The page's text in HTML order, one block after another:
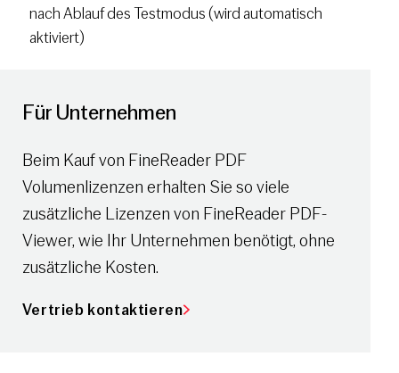
nach Ablauf des Testmodus (wird automatisch
aktiviert)
Für Unternehmen
Beim Kauf von FineReader PDF
Volumenlizenzen erhalten Sie so viele
zusätzliche Lizenzen von FineReader PDF-
Viewer, wie Ihr Unternehmen benötigt, ohne
zusätzliche Kosten.
Vertrieb kontaktieren